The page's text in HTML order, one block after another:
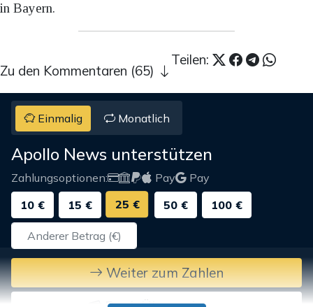
in Bayern.
Teilen:
Zu den Kommentaren (65)
Einmalig Monatlich
Apollo News unterstützen
Zahlungsoptionen: Pay
Pay
10 €
15 € 25 € 50 € 100 €
Weiter zum Zahlen